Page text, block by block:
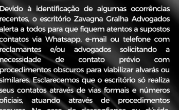
jurídicos legais ( legal opinion
),
tenham ligação com as questões
das necessidades dos nossos